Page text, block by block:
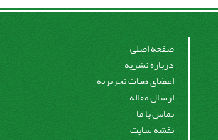
صفحه اصلی
درباره نشریه
اعضای هیات تحریریه
ارسال مقاله
تماس با ما
نقشه سایت